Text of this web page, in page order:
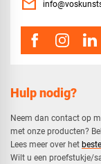
Hulp nodig?
Neem dan contact op
met onze producten?
​Lees meer over het
​Wilt u een proefstukje/
mail